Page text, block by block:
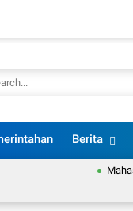
Berita
Mahasiswa